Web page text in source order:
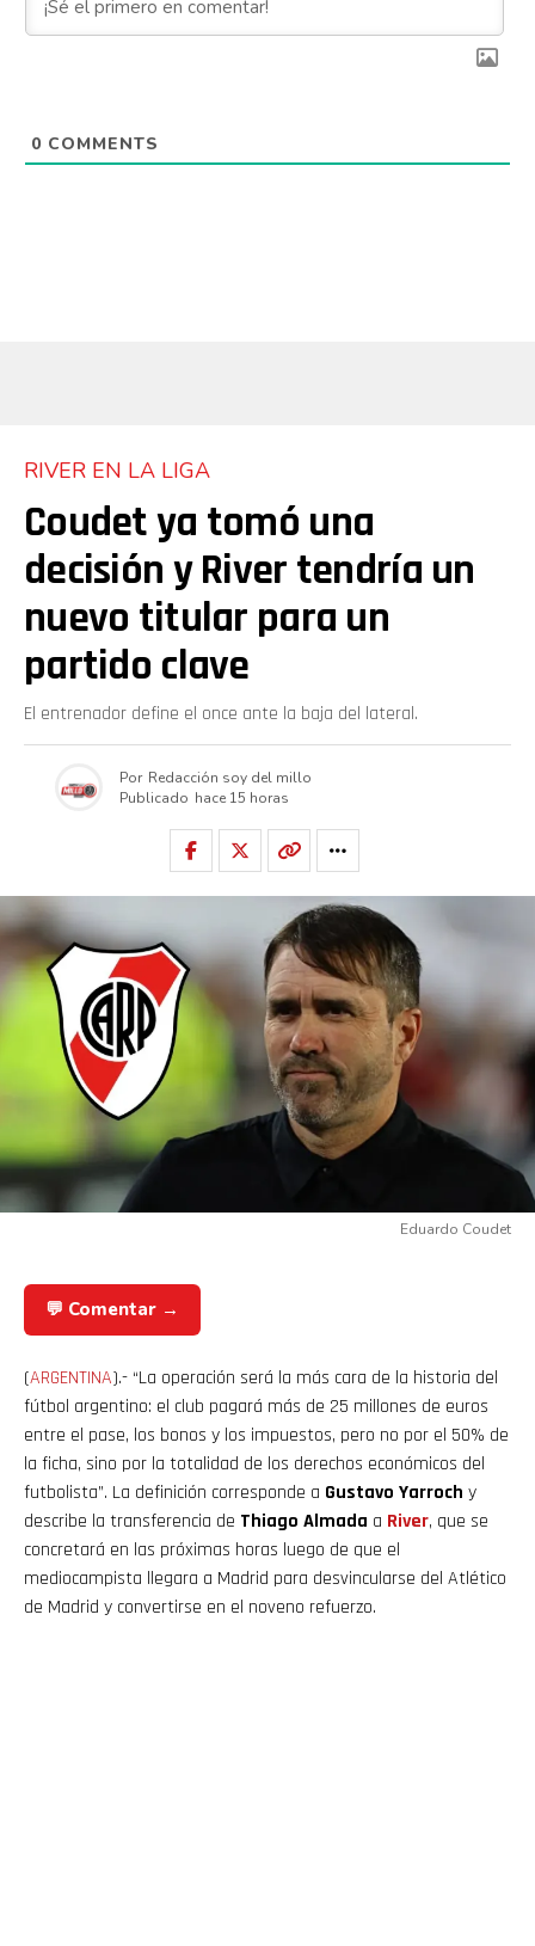
0 COMMENTS
RIVER EN LA LIGA
Coudet ya tomó una
decisión y River tendría un
nuevo titular para un
partido clave
El entrenador define el once ante la baja del lateral.
Por Redacción soy del millo
Publicado hace 15 horas
Eduardo Coudet
💬 Comentar →
(ARGENTINA).- “La operación será la más cara de la historia del
fútbol argentino: el club pagará más de 25 millones de euros
entre el pase, los bonos y los impuestos, pero no por el 50% de
la ficha, sino por la totalidad de los derechos económicos del
futbolista”. La definición corresponde a Gustavo Yarroch y
describe la transferencia de Thiago Almada a River, que se
concretará en las próximas horas luego de que el
mediocampista llegara a Madrid para desvincularse del Atlético
de Madrid y convertirse en el noveno refuerzo.